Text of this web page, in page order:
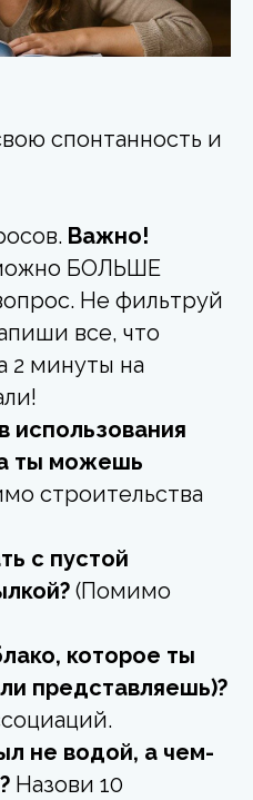
спонтанность и
Важно!
БОЛЬШЕ
Не фильтруй
все, что
2 минуты на
использования
ты можешь
строительства
с пустой
(Помимо
которое ты
представляешь)?
не водой, а чем-
Назови 10